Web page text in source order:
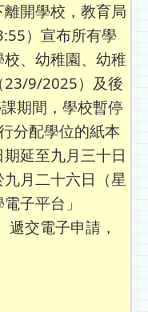
開學校，教育局
）宣布所有學
、幼稚園、幼稚
23/9/2025）及後
期間，學校暫停
分配學位的紙本
延至九月三十日
九月二十六日（星
子平台」
遞交電子申請，